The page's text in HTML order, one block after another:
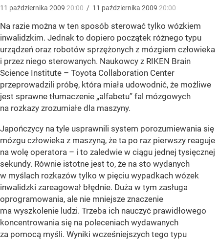
11 października 2009 20:00 / 11 października 2009 20:00
Na razie można w ten sposób sterować tylko wózkiem
inwalidzkim. Jednak to dopiero początek różnego typu
urządzeń oraz robotów sprzężonych z mózgiem człowieka
i przez niego sterowanych. Naukowcy z RIKEN Brain
Science Institute – Toyota Collaboration Center
przeprowadzili próbę, która miała udowodnić, że możliwe
jest sprawne tłumaczenie „alfabetu” fal mózgowych
na rozkazy zrozumiałe dla maszyny.
Japończycy na tyle usprawnili system porozumiewania się
mózgu człowieka z maszyną, że ta po raz pierwszy reaguje
na wolę operatora – i to zaledwie w ciągu jednej tysięcznej
sekundy. Równie istotne jest to, że na sto wydanych
w myślach rozkazów tylko w pięciu wypadkach wózek
inwalidzki zareagował błędnie. Duża w tym zasługa
oprogramowania, ale nie mniejsze znaczenie
ma wyszkolenie ludzi. Trzeba ich nauczyć prawidłowego
koncentrowania się na poleceniach wydawanych
za pomocą myśli. Wyniki wcześniejszych tego typu